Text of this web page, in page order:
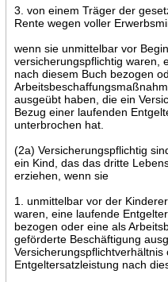
3. von einem Träger der
Rente wegen voller
wenn sie unmittelbar vor
versicherungspflichtig waren,
nach diesem Buch bezogen
ausgeübt haben, die ein
Bezug einer laufenden
unterbrochen hat.
(2a) Versicherungspflichtig
ein Kind, das das dritte
erziehen, wenn sie
1. unmittelbar vor der
waren, eine laufende
bezogen oder eine als
geförderte Beschäftigung
Entgeltersatzleistung nach